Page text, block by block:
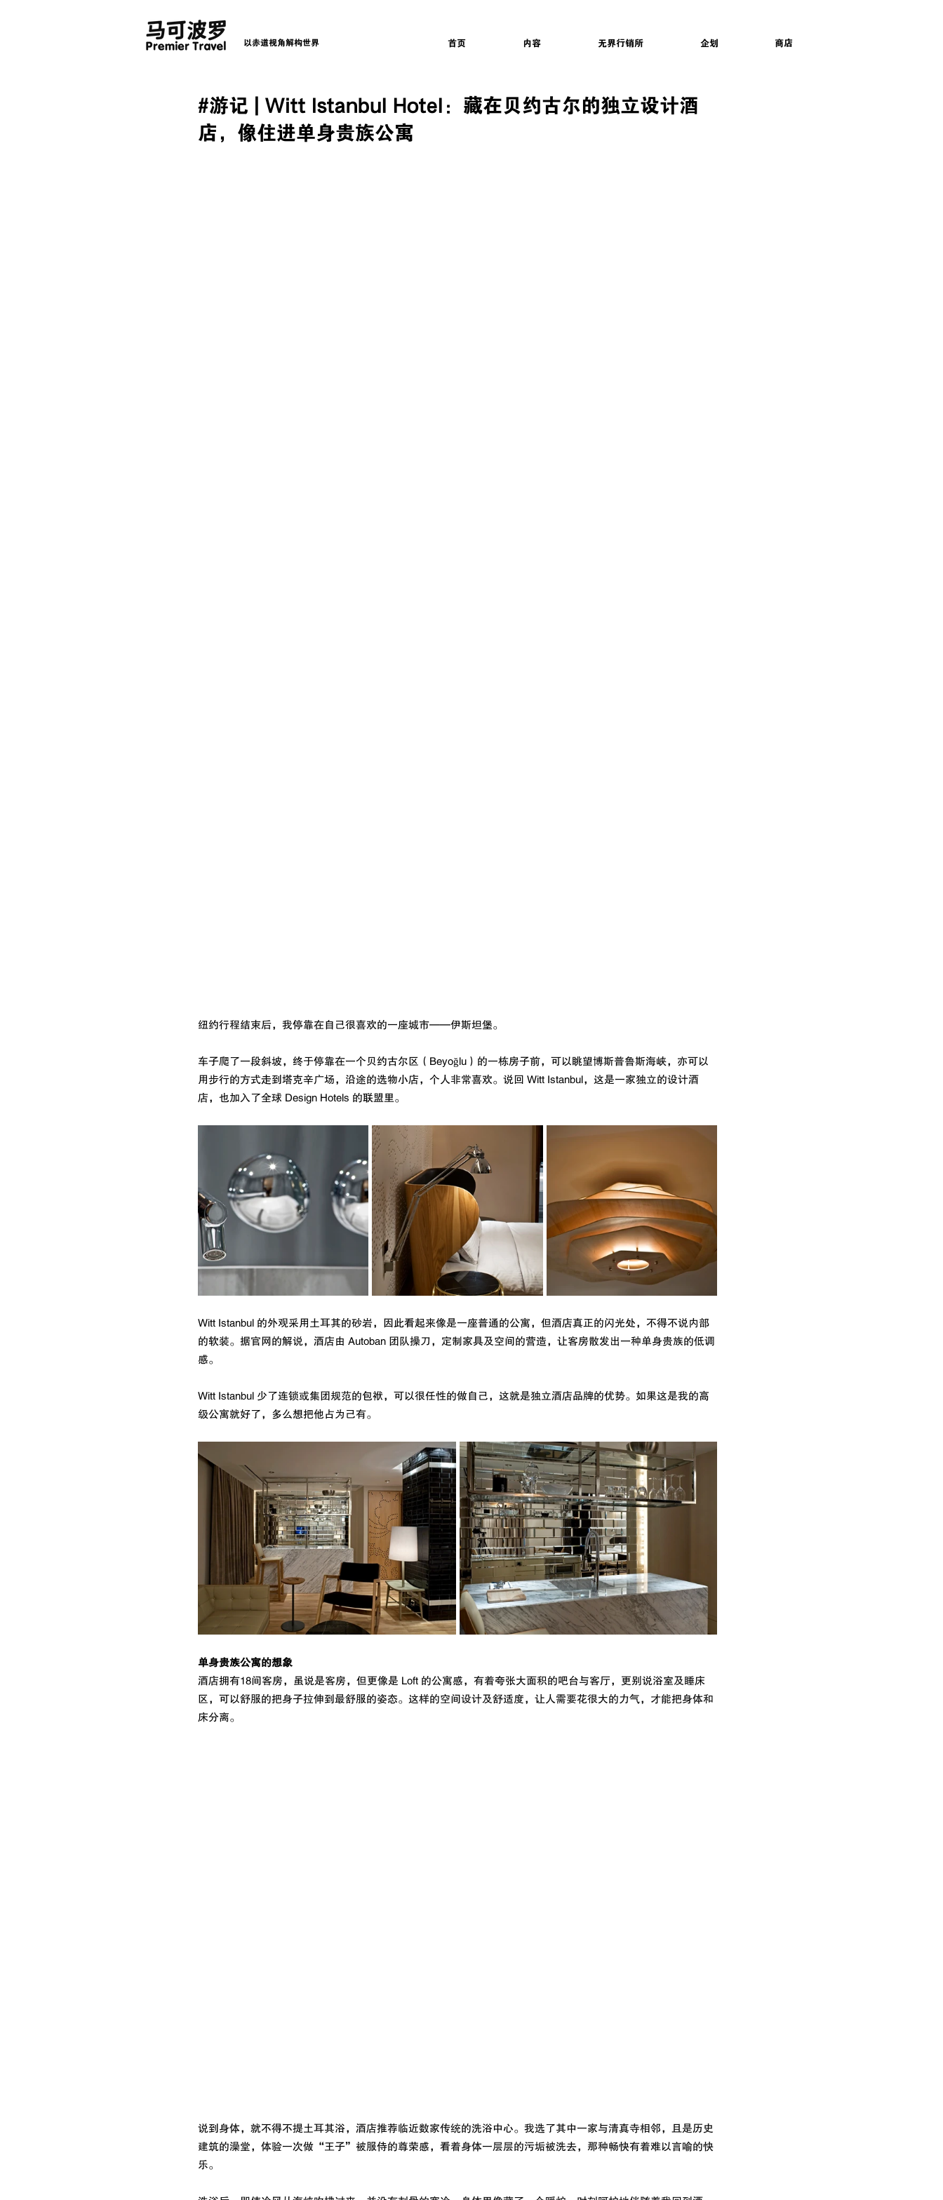
以赤道视角解构世界 首页 内容 无界行销所 企划 商店
#游记 | Witt Istanbul Hotel：藏在贝约古尔的独立设计酒
店，像住进单身贵族公寓
纽约行程结束后，我停靠在自己很喜欢的一座城市——伊斯坦堡。
车子爬了一段斜坡，终于停靠在一个贝约古尔区（Beyoğlu）的一栋房子前，可以眺望博斯普鲁斯海峡，亦可以
用步行的方式走到塔克辛广场，沿途的选物小店，个人非常喜欢。说回 Witt Istanbul，这是一家独立的设计酒
店，也加入了全球 Design Hotels 的联盟里。
Witt Istanbul 的外观采用土耳其的砂岩，因此看起来像是一座普通的公寓，但酒店真正的闪光处，不得不说内部
的软装。据官网的解说，酒店由 Autoban 团队操刀，定制家具及空间的营造，让客房散发出一种单身贵族的低调
感。
Witt Istanbul 少了连锁或集团规范的包袱，可以很任性的做自己，这就是独立酒店品牌的优势。如果这是我的高
级公寓就好了，多么想把他占为己有。
单身贵族公寓的想象
酒店拥有18间客房，虽说是客房，但更像是 Loft 的公寓感，有着夸张大面积的吧台与客厅，更别说浴室及睡床
区，可以舒服的把身子拉伸到最舒服的姿态。这样的空间设计及舒适度，让人需要花很大的力气，才能把身体和
床分离。
说到身体，就不得不提土耳其浴，酒店推荐临近数家传统的洗浴中心。我选了其中一家与清真寺相邻，且是历史
建筑的澡堂，体验一次做“王子”被服侍的尊荣感，看着身体一层层的污垢被洗去，那种畅快有着难以言喻的快
乐。